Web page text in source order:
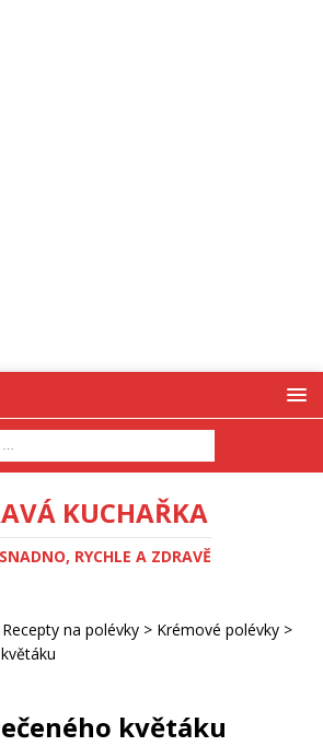
KUCHAŘKA
RYCHLE A ZDRAVĚ
Recepty na polévky > Krémové polévky >
květáku